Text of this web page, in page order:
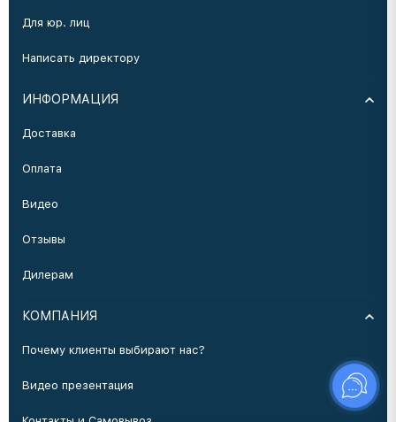
Для юр. лиц
Написать директору
ИНФОРМАЦИЯ
Доставка
Оплата
Видео
Отзывы
Дилерам
КОМПАНИЯ
Почему клиенты выбирают нас?
Видео презентация